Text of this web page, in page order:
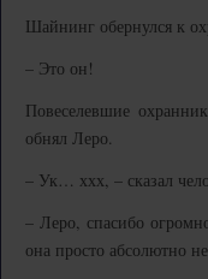
Шайнинг обернулся к
– Это он!
Повеселевшие
обнял Леро.
– Ук… ххх, – сказал
– Леро, спасибо
она просто абсолютно